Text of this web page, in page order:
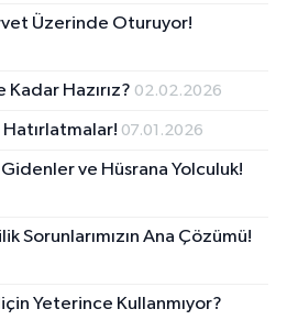
Üzerinde Oturuyor!
Hazırız? 02.02.2026
07.01.2026
Gidenler ve Hüsrana Yolculuk!
Sorunlarımızın Ana Çözümü!
Yeterince Kullanmıyor?